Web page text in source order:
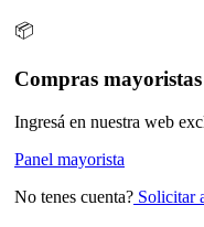
📦
Compras mayoristas
Ingresá en nuestra web
Panel mayorista
No tenes cuenta? Solicitar